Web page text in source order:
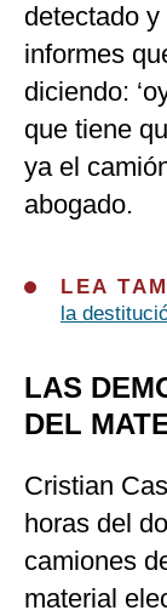
detectado
informes
diciendo:
que tiene
ya el
abogado.
LEA
la
LAS
DEL
Cristian
horas del
camiones
material